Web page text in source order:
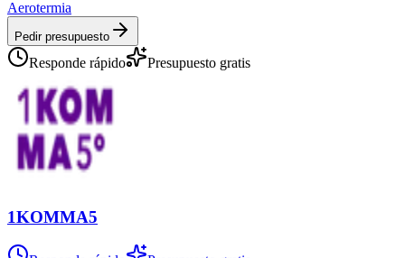
Aerotermia
Pedir presupuesto
Responde rápido Presupuesto gratis
1KOMMA5